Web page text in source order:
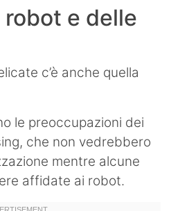
robot e delle
c’è anche quella
le preoccupazioni dei
che non vedrebbero
mentre alcune
affidate ai robot.